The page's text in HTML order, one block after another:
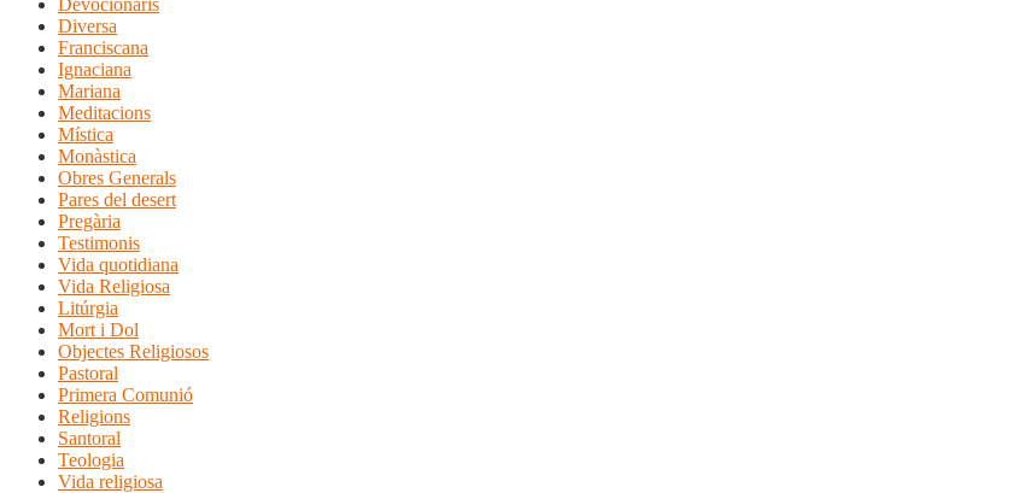
Devocionaris
Diversa
Franciscana
Ignaciana
Mariana
Meditacions
Mística
Monàstica
Obres Generals
Pares del desert
Pregària
Testimonis
Vida quotidiana
Vida Religiosa
Litúrgia
Mort i Dol
Objectes Religiosos
Pastoral
Primera Comunió
Religions
Santoral
Teologia
Vida religiosa